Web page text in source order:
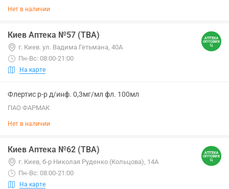
Нет в наличии
Киев Аптека №57 (ТВА)
г. Киев. ул. Вадима Гетьмана, 40А
Пн-Вс: 08:00-21:00
На карте
Флертис р-р д/инф. 0,3мг/мл фл. 100мл
ПАО ФАРМАК
Нет в наличии
Киев Аптека №62 (ТВА)
г. Киев, б-р Николая Руденко (Кольцова), 14А
Пн-Вс: 08:00-21:00
На карте